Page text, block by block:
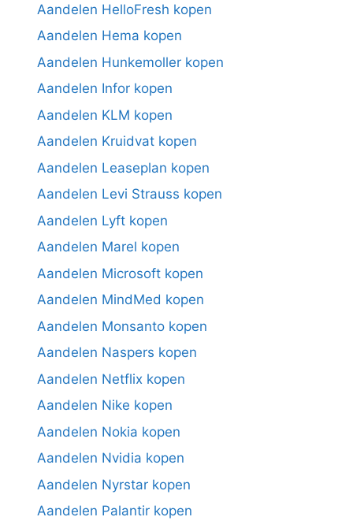
Aandelen HelloFresh kopen
Aandelen Hema kopen
Aandelen Hunkemoller kopen
Aandelen Infor kopen
Aandelen KLM kopen
Aandelen Kruidvat kopen
Aandelen Leaseplan kopen
Aandelen Levi Strauss kopen
Aandelen Lyft kopen
Aandelen Marel kopen
Aandelen Microsoft kopen
Aandelen MindMed kopen
Aandelen Monsanto kopen
Aandelen Naspers kopen
Aandelen Netflix kopen
Aandelen Nike kopen
Aandelen Nokia kopen
Aandelen Nvidia kopen
Aandelen Nyrstar kopen
Aandelen Palantir kopen